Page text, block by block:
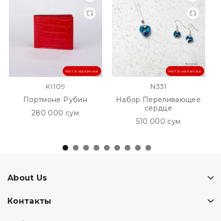
Нет в наличии
KI109
Портмоне Рубин
280 000 сум
Нет в наличии
N331
Набор Переливающее
сердце
510 000 сум
About Us
Контакты